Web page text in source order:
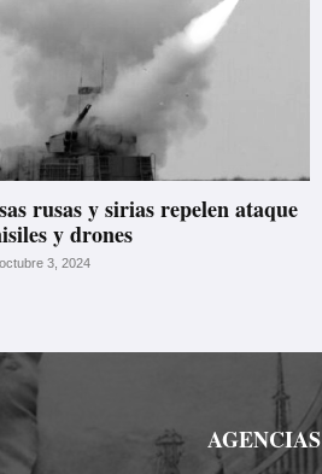
rusas y sirias repelen ataque
y drones
octubre 3, 2024
AGENCIAS